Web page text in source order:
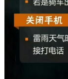
北京概况
绿色北京